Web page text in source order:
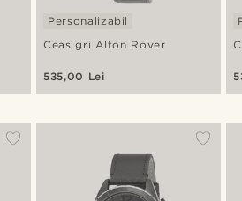
Ceas gri Alton Rover
Personalizabil
535,00 Lei